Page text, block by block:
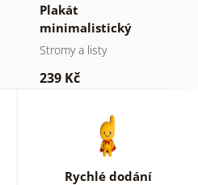
Plakát
minimalistický
jehličnatý strom
Stromy a listy
239 Kč
Rychlé dodání